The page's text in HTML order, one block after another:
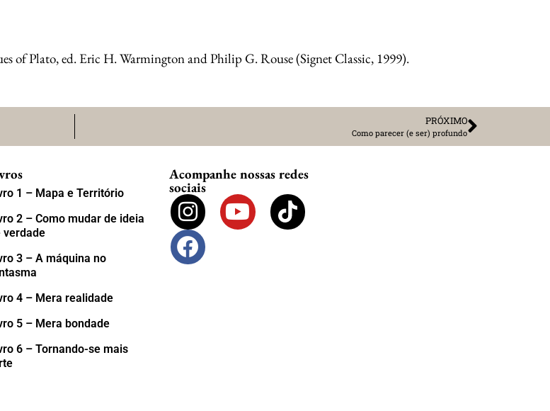
of Plato, ed. Eric H. Warmington and Philip G. Rouse (Signet Classic, 1999).
PRÓXIMO
Como parecer (e ser) profundo
1 – Mapa e Território
2 – Como mudar de ideia
verdade
3 – A máquina no
4 – Mera realidade
5 – Mera bondade
6 – Tornando-se mais
Acompanhe nossas redes
sociais